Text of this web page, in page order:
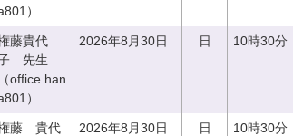
）
藤貴代
先生
（office han
）
2026年8月30日 日 10時30分
藤 貴代
2026年8月30日 日 10時30分